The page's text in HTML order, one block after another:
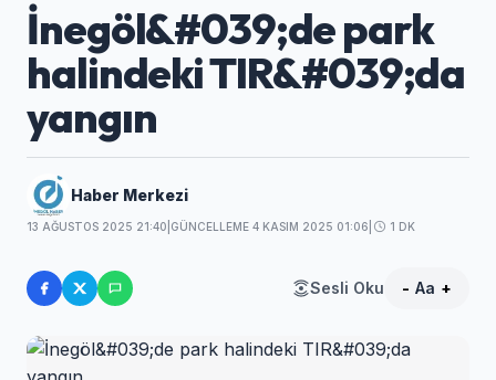
İnegöl&#039;de park
halindeki TIR&#039;da
yangın
Haber Merkezi
13 AĞUSTOS 2025 21:40 GÜNCELLEME 4 KASIM 2025 01:06 1 DK
Sesli Oku - Aa +